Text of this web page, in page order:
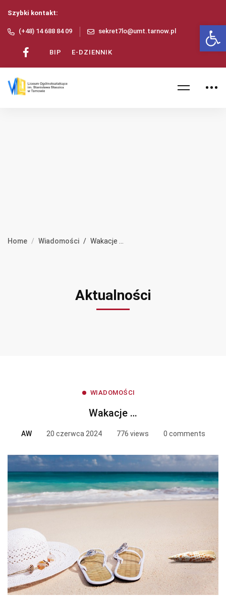
Szybki kontakt:
(+48) 14 688 84 09 sekret7lo@umt.tarnow.pl
BIP E-DZIENNIK
Home Wiadomości Wakacje ...
Aktualności
WIADOMOŚCI
Wakacje …
AW 20 czerwca 2024 776 views 0 comments